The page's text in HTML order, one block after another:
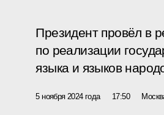
Президент провёл в
по реализации
языка и языков
5 ноября 2024 года 17:50